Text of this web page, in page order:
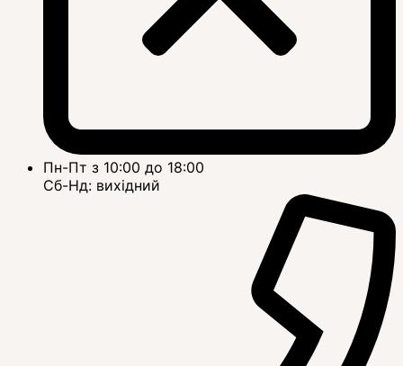
Пн-Пт з 10:00 до 18:00
Сб-Нд: вихідний